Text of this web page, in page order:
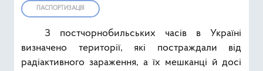
ПАСПОРТИЗАЦІЯ
З постчорнобильських часів в Україні
визначено території, які постраждали від
радіактивного зараження, а їх мешканці й досі